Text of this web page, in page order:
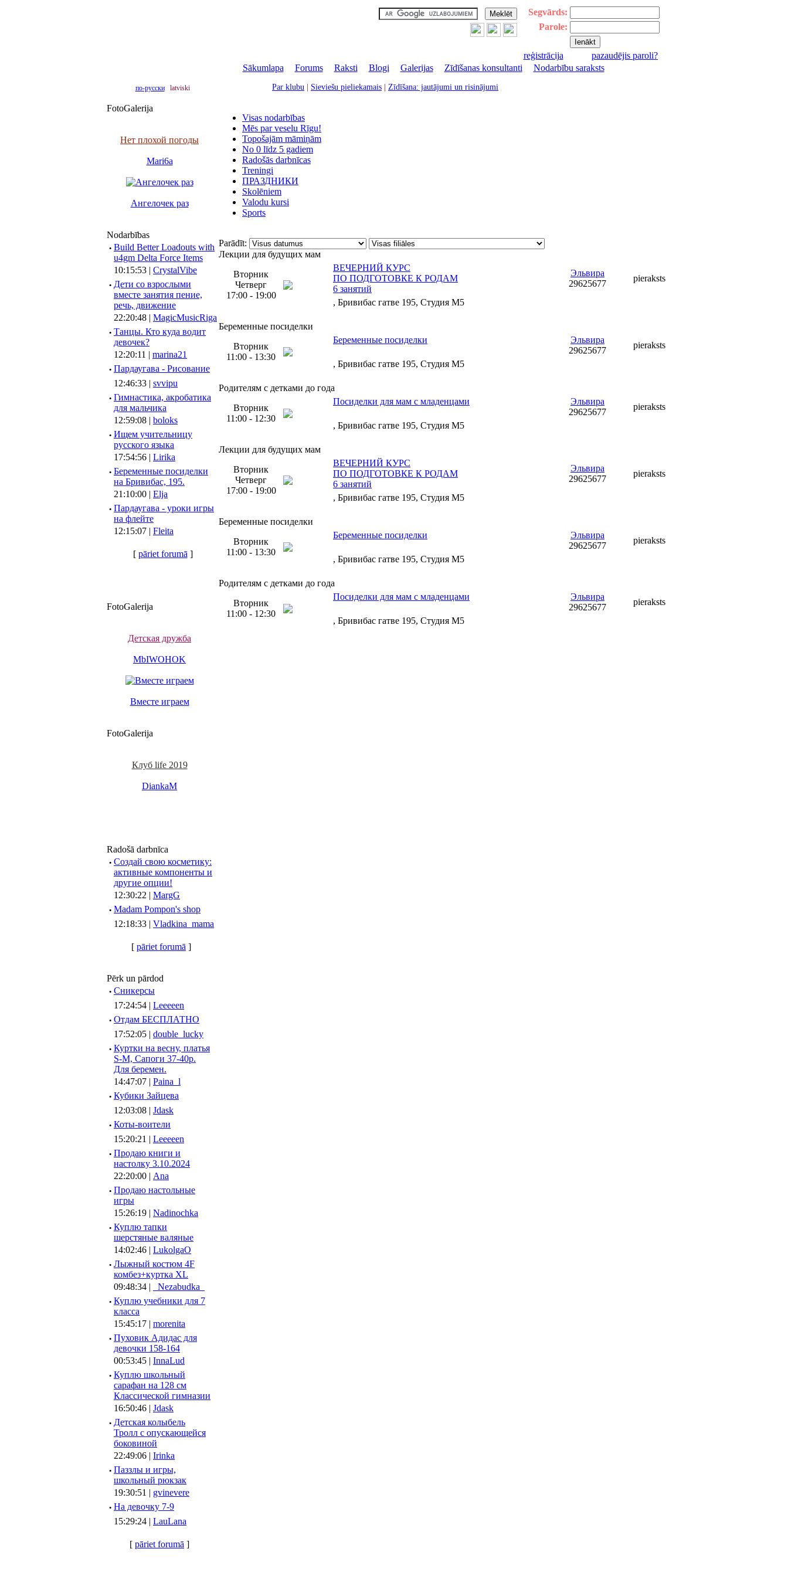
Segvārds:
Parole:
reģistrācija
pazaudējis paroli?
Sākumlapa
Forums| Raksti Blogi Galerijas| Zīdīšanas konsultanti Nodarbību saraksts
по-русски latviski Par klubu Sieviešu pieliekamais Zīdīšana: jautājumi un risinājumi
FotoGalerija
Нет плохой погоды
Mari6a
Ангелочек раз
Nodarbības
· Build Better Loadouts with
u4gm Delta Force Items
10:15:53 | CrystalVibe
· Дети со взрослыми
вместе занятия пение,
речь, движение
22:20:48 | MagicMusicRiga
· Танцы. Кто куда водит
девочек?
12:20:11 | marina21
· Пардаугава - Рисование
12:46:33 | svvipu
· Гимнастика, акробатика
для мальчика
12:59:08 | boloks
· Ищем учительницу
русского языка
17:54:56 | Lirika
· Беременные посиделки
на Бривибас, 195.
21:10:00 | Elja
· Пардаугава - уроки игры
на флейте
12:15:07 | Fleita
[ pāriet forumā ]
FotoGalerija
Детская дружба
MbIWOHOK
Вместе играем
FotoGalerija
Клуб life 2019
DiankaM
Radošā darbnīca
· Создай свою косметику:
активные компоненты и
другие опции!
12:30:22 | MargG
· Madam Pompon's shop
12:18:33 | Vladkina_mama
[ pāriet forumā ]
Pērk un pārdod
· Сникерсы
17:24:54 | Leeeeen
· Отдам БЕСПЛАТНО
17:52:05 | double_lucky
· Куртки на весну, платья
S-M, Сапоги 37-40р.
Для беремен.
14:47:07 | Paina_l
· Кубики Зайцева
12:03:08 | Jdask
· Коты-воители
15:20:21 | Leeeeen
· Продаю книги и
настолку 3.10.2024
22:20:00 | Ana
· Продаю настольные
игры
15:26:19 | Nadinochka
· Куплю тапки
шерстяные валяные
14:02:46 | LukolgaO
· Лыжный костюм 4F
комбез+куртка XL
09:48:34 |
_Nezabudka_
· Куплю учебники для 7
класса
15:45:17 | morenita
· Пуховик Адидас для
девочки 158-164
00:53:45 | InnaLud
· Куплю школьный
сарафан на 128 см
Классической гимназии
16:50:46 | Jdask
· Детская колыбель
Тролл с опускающейся
боковиной
22:49:06 | Irinka
· Паззлы и игры,
школьный рюкзак
19:30:51 | gvinevere
· Hа девочку 7-9
15:29:24 | LauLana
[ pāriet forumā ]
Visas nodarbības
Mēs par veselu Rīgu!
Topošajām māmiņām
No 0 līdz 5 gadiem
Radošās darbnīcas
Treningi
ПРАЗДНИКИ
Skolēniem
Valodu kursi
Sports
Parādīt:
Лекции для будущих мам
Вторник
Четверг
17:00 - 19:00
ВЕЧЕРНИЙ КУРС
ПО ПОДГОТОВКЕ К РОДАМ
6 занятий
Эльвира
29625677
pieraksts
, Бривибас гатве 195, Студия М5
Беременные посиделки
Вторник
11:00 - 13:30
Беременные посиделки
Эльвира
29625677
pieraksts
, Бривибас гатве 195, Студия М5
Родителям с детками до года
Вторник
11:00 - 12:30
Посиделки для мам с младенцами
Эльвира
29625677
pieraksts
, Бривибас гатве 195, Студия М5
Лекции для будущих мам
Вторник
Четверг
17:00 - 19:00
ВЕЧЕРНИЙ КУРС
ПО ПОДГОТОВКЕ К РОДАМ
6 занятий
Эльвира
29625677
pieraksts
, Бривибас гатве 195, Студия М5
Беременные посиделки
Вторник
11:00 - 13:30
Беременные посиделки
Эльвира
29625677
pieraksts
, Бривибас гатве 195, Студия М5
Родителям с детками до года
Вторник
11:00 - 12:30
Посиделки для мам с младенцами
Эльвира
29625677
pieraksts
, Бривибас гатве 195, Студия М5